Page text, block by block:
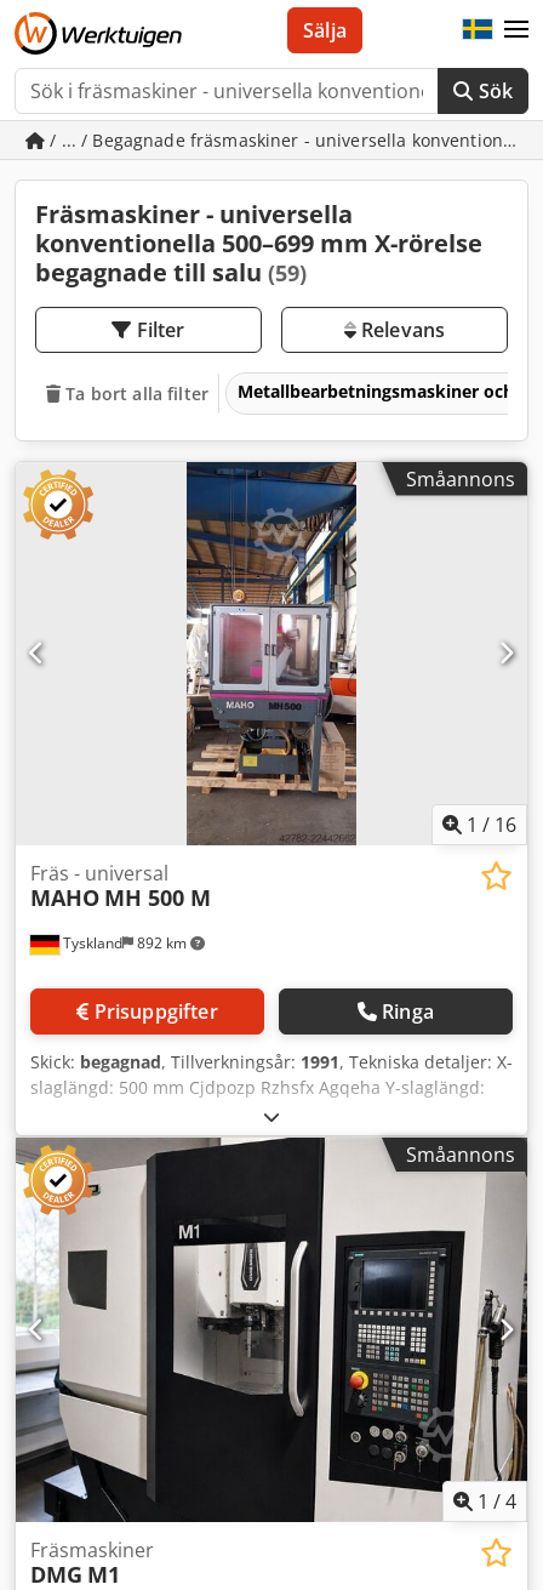
Sök
Sälja
/ ... / Begagnade fräsmaskiner - universella konventionella
Fräsmaskiner - universella
konventionella 500–699 mm X-rörelse
begagnade till salu (59)
Filter Relevans
Ta bort alla filter Metallbearbetningsmaskiner och
Småannons
1 / 16
Tyskland 892 km
Fräs - universal
MAHO MH 500 M
Prisuppgifter Ringa
Skick: begagnad, Tillverkningsår: 1991, Tekniska detaljer: X-
slaglängd: 500 mm Cjdpozp Rzhsfx Agqeha Y-slaglängd:
380 mm Z-slaglängd: 350 mm Total effektbehov: 8 kW Driv
effekt – huvuddrift: 2,2 kW Bordsstorlek: 800 x 360 mm
Verktygsfäste: SK 40 Maskinvikt, ca: 1,8 ton Till försäljning
erbjuds en universell verktygsfräsmaskin, MAHO MH 500
M. Maskinen är utrustad med en Heidenhain-3-axlig digital
display, en sluten skyttkabin, kylmedelsanläggning samt
automatisk matning i X-, Y- och Z-axlarna. Den är idealisk
för verktygs- och formtillverkning, tillverkning av enstaka
detaljer samt reparations- och precisionsarbeten.
Småannons
1 /4
Fräsmaskiner
DMG M1